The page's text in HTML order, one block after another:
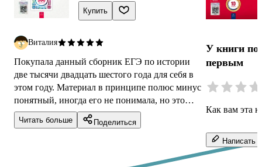
Купить
Виталия
Покупала данный сборник ЕГЭ по истории
две тысячи двадцать шестого года для себя в
этом году. Материал в принципе полюс минус
понятный, иногда его не понимала, но это
моя личная проблема из-за болезни...
Читать больше Поделиться
У книги
первым
Как вам эта
Написать